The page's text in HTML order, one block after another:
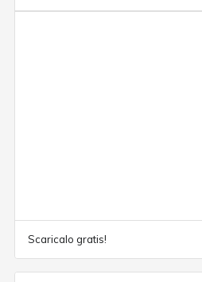
Scaricalo gratis!